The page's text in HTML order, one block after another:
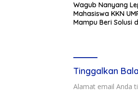
Wagub Nanyang
Mahasiswa KKN
Mampu Beri Solusi
Tinggalkan
Alamat email Anda